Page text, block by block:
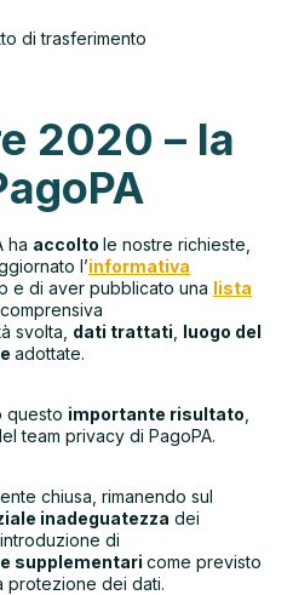
di trasferimento
2020 – la
ha accolto le nostre richieste,
l’informativa
e di aver pubblicato una lista
, comprensiva
svolta, dati trattati luogo del
adottate.
questo importante risultato
team privacy di PagoPA.
chiusa, rimanendo sul
inadeguatezza dei
di
supplementari come previsto
protezione dei dati.